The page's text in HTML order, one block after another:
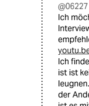
Ich
Ich
ist ist
der